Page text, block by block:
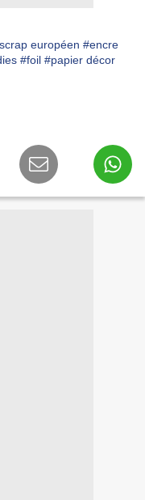
européen #encre
#foil #papier décor